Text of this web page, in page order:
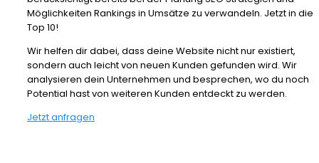
Möglichkeiten Rankings in Umsätze zu verwandeln. Jetzt in die
Top 10!
Wir helfen dir dabei, dass deine Website nicht nur existiert,
sondern auch leicht von neuen Kunden gefunden wird. Wir
analysieren dein Unternehmen und besprechen, wo du noch
Potential hast von weiteren Kunden entdeckt zu werden.
Jetzt anfragen